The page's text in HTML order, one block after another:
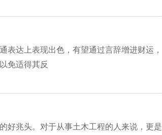
表达上表现出色，有望通过言辞增进财运，
免适得其反
好兆头。对于从事土木工程的人来说，更是